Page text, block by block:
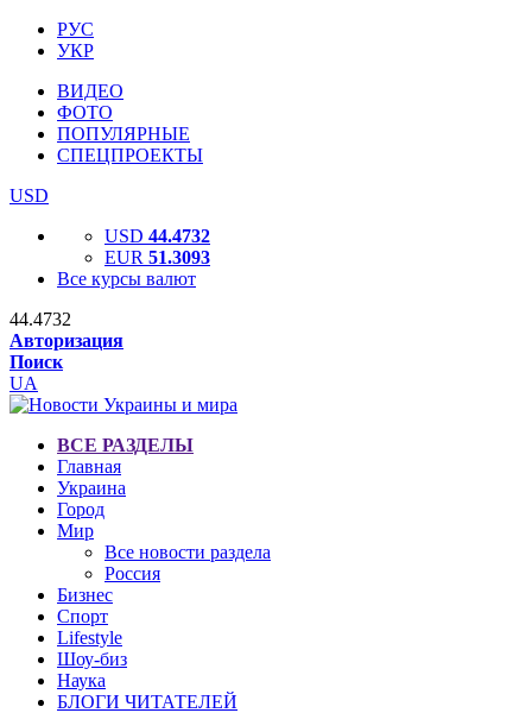
РУС
УКР
ВИДЕО
ФОТО
ПОПУЛЯРНЫЕ
СПЕЦПРОЕКТЫ
USD
USD 44.4732
EUR 51.3093
Все курсы валют
44.4732
Авторизация
Поиск
UA
ВСЕ РАЗДЕЛЫ
Главная
Украина
Город
Мир
Все новости раздела
Россия
Бизнес
Спорт
Lifestyle
Шоу-биз
Наука
БЛОГИ ЧИТАТЕЛЕЙ